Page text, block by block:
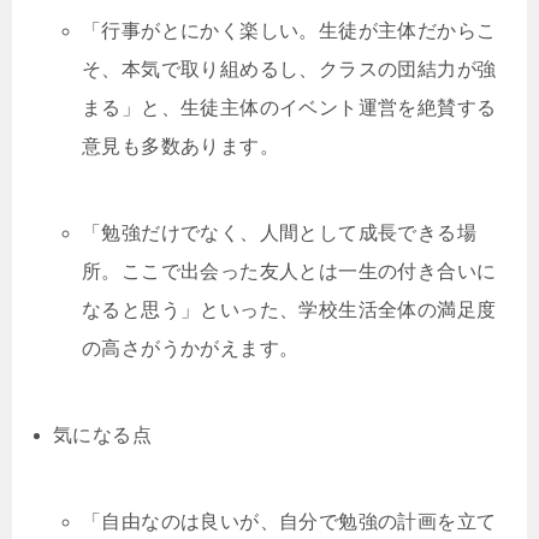
「行事がとにかく楽しい。生徒が主体だからこ
そ、本気で取り組めるし、クラスの団結力が強
まる」と、生徒主体のイベント運営を絶賛する
意見も多数あります。
「勉強だけでなく、人間として成長できる場
所。ここで出会った友人とは一生の付き合いに
なると思う」といった、学校生活全体の満足度
の高さがうかがえます。
気になる点
「自由なのは良いが、自分で勉強の計画を立て